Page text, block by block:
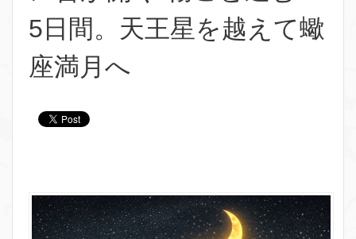
5日間。天王星を越えて蠍
座満月へ